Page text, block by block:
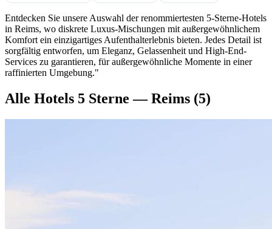
Entdecken Sie unsere Auswahl der renommiertesten 5-Sterne-Hotels
in Reims, wo diskrete Luxus-Mischungen mit außergewöhnlichem
Komfort ein einzigartiges Aufenthalterlebnis bieten. Jedes Detail ist
sorgfältig entworfen, um Eleganz, Gelassenheit und High-End-
Services zu garantieren, für außergewöhnliche Momente in einer
raffinierten Umgebung."
Alle Hotels 5 Sterne — Reims (5)